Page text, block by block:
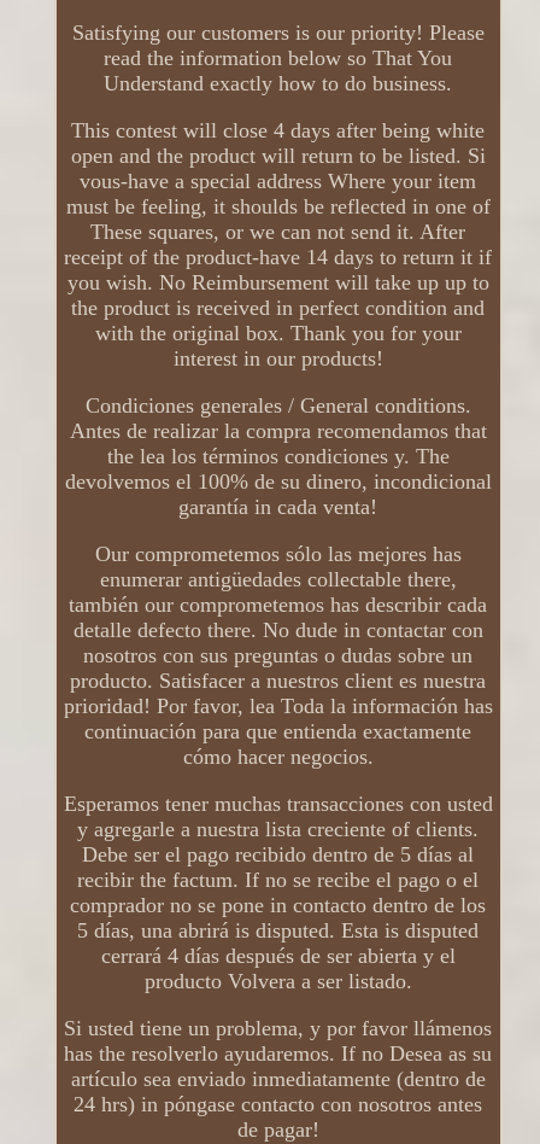
Satisfying our customers is our priority! Please
read the information below so That You
Understand exactly how to do business.
This contest will close 4 days after being white
open and the product will return to be listed. Si
vous-have a special address Where your item
must be feeling, it shoulds be reflected in one of
These squares, or we can not send it. After
receipt of the product-have 14 days to return it if
you wish. No Reimbursement will take up up to
the product is received in perfect condition and
with the original box. Thank you for your
interest in our products!
Condiciones generales / General conditions.
Antes de realizar la compra recomendamos that
the lea los términos condiciones y. The
devolvemos el 100% de su dinero, incondicional
garantía in cada venta!
Our comprometemos sólo las mejores has
enumerar antigüedades collectable there,
también our comprometemos has describir cada
detalle defecto there. No dude in contactar con
nosotros con sus preguntas o dudas sobre un
producto. Satisfacer a nuestros client es nuestra
prioridad! Por favor, lea Toda la información has
continuación para que entienda exactamente
cómo hacer negocios.
Esperamos tener muchas transacciones con usted
y agregarle a nuestra lista creciente of clients.
Debe ser el pago recibido dentro de 5 días al
recibir the factum. If no se recibe el pago o el
comprador no se pone in contacto dentro de los
5 días, una abrirá is disputed. Esta is disputed
cerrará 4 días después de ser abierta y el
producto Volvera a ser listado.
Si usted tiene un problema, y ​​por favor llámenos
has the resolverlo ayudaremos. If no Desea as su
artículo sea enviado inmediatamente (dentro de
24 hrs) in póngase contacto con nosotros antes
de pagar!